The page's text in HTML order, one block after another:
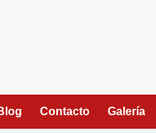
Contacto Galería